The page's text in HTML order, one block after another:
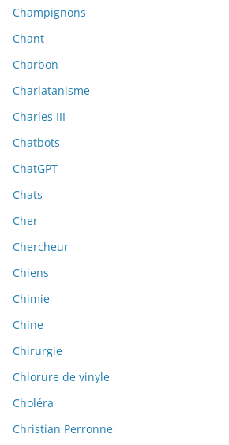
Champignons
Chant
Charbon
Charlatanisme
Charles III
Chatbots
ChatGPT
Chats
Cher
Chercheur
Chiens
Chimie
Chine
Chirurgie
Chlorure de vinyle
Choléra
Christian Perronne